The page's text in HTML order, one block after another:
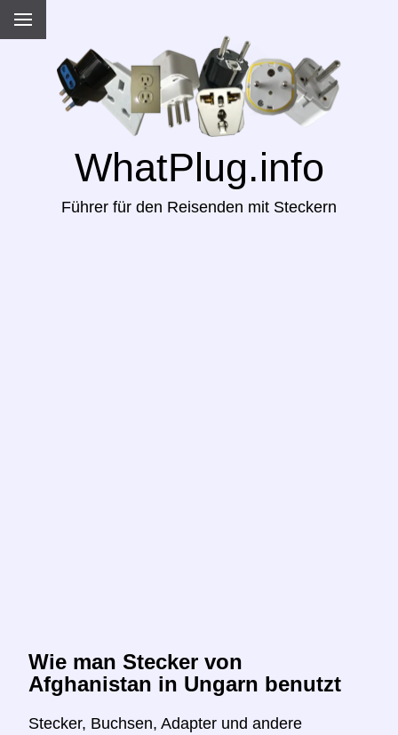
WhatPlug.info
Führer für den Reisenden mit Steckern
Wie man Stecker von
Afghanistan in Ungarn benutzt
Stecker, Buchsen, Adapter und andere